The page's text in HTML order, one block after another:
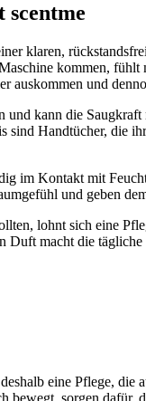
klaren,
kommen,
auskommen und
kann die
sind Handtücher, die
im Kontakt mit
und geben
lohnt sich eine
macht die
eine Pflege,
bewegt, sorgen